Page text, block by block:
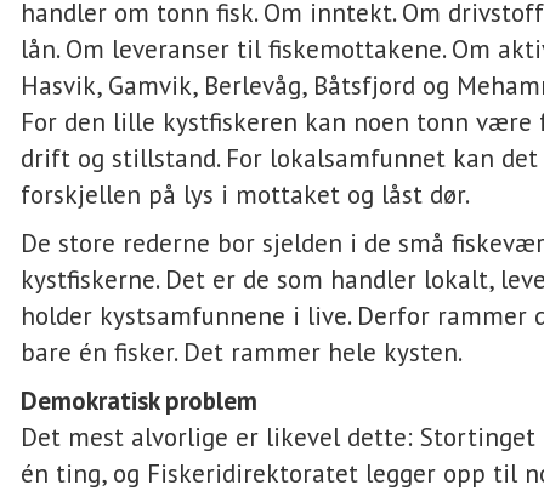
handler om tonn fisk. Om inntekt. Om
lån. Om leveranser til fiskemottakene. Om
Hasvik, Gamvik, Berlevåg, Båtsfjord og
For den lille kystfiskeren kan noen tonn være
drift og stillstand. For lokalsamfunnet kan
forskjellen på lys i mottaket og låst dør.
De store rederne bor sjelden i de små
kystfiskerne. Det er de som handler lokalt,
holder kystsamfunnene i live. Derfor rammer
bare én fisker. Det rammer hele kysten.
Demokratisk problem
Det mest alvorlige er likevel dette:
én ting, og Fiskeridirektoratet legger opp til